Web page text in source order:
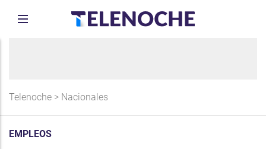
Telenoche > Nacionales
EMPLEOS